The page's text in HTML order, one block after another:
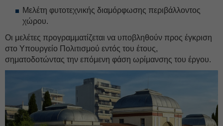
Μελέτη φυτοτεχνικής διαμόρφωσης περιβάλλοντος
χώρου.
Οι μελέτες προγραμματίζεται να υποβληθούν προς έγκριση
στο Υπουργείο Πολιτισμού εντός του έτους,
σηματοδοτώντας την επόμενη φάση ωρίμανσης του έργου.